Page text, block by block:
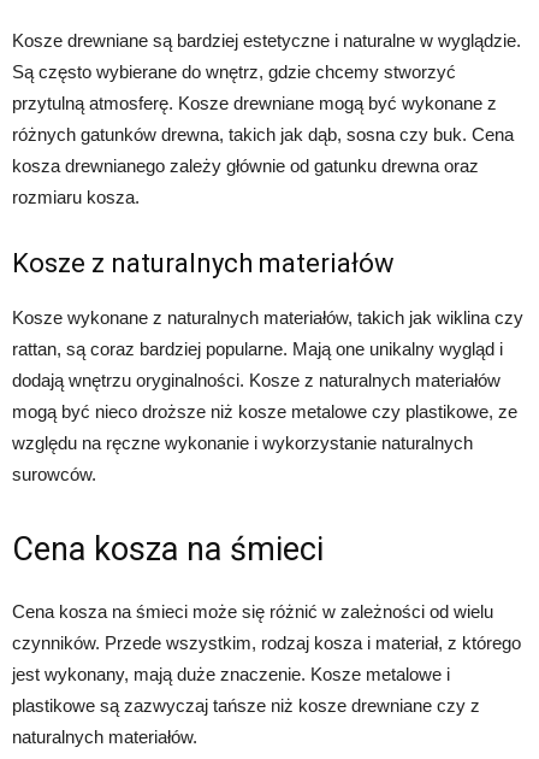
Kosze drewniane są bardziej estetyczne i naturalne w wyglądzie.
Są często wybierane do wnętrz, gdzie chcemy stworzyć
przytulną atmosferę. Kosze drewniane mogą być wykonane z
różnych gatunków drewna, takich jak dąb, sosna czy buk. Cena
kosza drewnianego zależy głównie od gatunku drewna oraz
rozmiaru kosza.
Kosze z naturalnych materiałów
Kosze wykonane z naturalnych materiałów, takich jak wiklina czy
rattan, są coraz bardziej popularne. Mają one unikalny wygląd i
dodają wnętrzu oryginalności. Kosze z naturalnych materiałów
mogą być nieco droższe niż kosze metalowe czy plastikowe, ze
względu na ręczne wykonanie i wykorzystanie naturalnych
surowców.
Cena kosza na śmieci
Cena kosza na śmieci może się różnić w zależności od wielu
czynników. Przede wszystkim, rodzaj kosza i materiał, z którego
jest wykonany, mają duże znaczenie. Kosze metalowe i
plastikowe są zazwyczaj tańsze niż kosze drewniane czy z
naturalnych materiałów.